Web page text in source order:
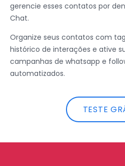
gerencie esses contatos por
Chat.
Organize seus contatos com
histórico de interações e ative
campanhas de whatsapp e
automatizados.
TESTE